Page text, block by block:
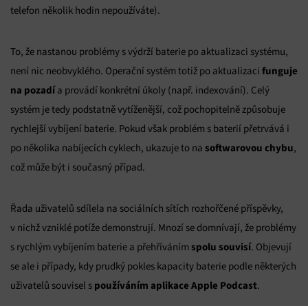
telefon několik hodin nepoužíváte).
To, že nastanou problémy s výdrží baterie po aktualizaci systému,
není nic neobvyklého. Operační systém totiž po aktualizaci funguje
na pozadía provádí konkrétní úkoly (např. indexování). Celý
systém je tedy podstatně vytíženější, což pochopitelně způsobuje
rychlejší vybíjení baterie. Pokud však problém s baterií přetrvává i
po několika nabíjecích cyklech, ukazuje to na softwarovou chybu,
což může být i současný případ.
Řada uživatelů sdílela na sociálních sítích rozhořčené příspěvky,
v nichž vzniklé potíže demonstrují. Mnozí se domnívají, že problémy
s rychlým vybíjením baterie a přehříváním spolu souvisí. Objevují
se ale i případy, kdy prudký pokles kapacity baterie podle některých
uživatelů souvisel s používáním aplikace Apple Podcast.